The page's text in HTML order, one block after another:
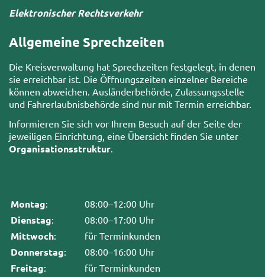
Elektronischer Rechtsverkehr
Allgemeine Sprechzeiten
Die Kreisverwaltung hat Sprechzeiten festgelegt, in denen
sie erreichbar ist. Die Öffnungszeiten einzelner Bereiche
können abweichen. Ausländerbehörde, Zulassungsstelle
und Fahrerlaubnisbehörde sind nur mit Termin erreichbar.
Informieren Sie sich vor Ihrem Besuch auf der Seite der
jeweiligen Einrichtung, eine Übersicht finden Sie unter
Organisationsstruktur
Montag: 08:00–12:00 Uhr
Dienstag: 08:00–17:00 Uhr
Mittwoch: für Terminkunden
Donnerstag: 08:00–16:00 Uhr
Freitag: für Terminkunden